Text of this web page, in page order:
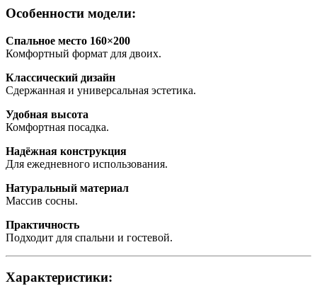
Особенности модели:
Спальное место 160×200
Комфортный формат для двоих.
Классический дизайн
Сдержанная и универсальная эстетика.
Удобная высота
Комфортная посадка.
Надёжная конструкция
Для ежедневного использования.
Натуральный материал
Массив сосны.
Практичность
Подходит для спальни и гостевой.
Характеристики: